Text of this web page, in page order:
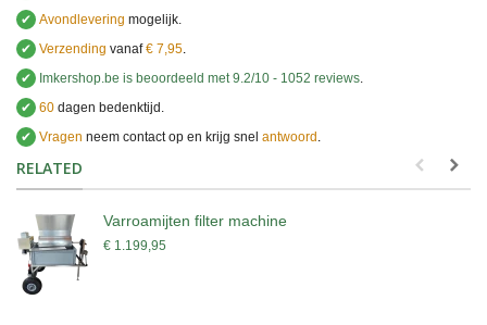
✔ Avondlevering mogelijk.
✔ Verzending vanaf€ 7,95.
✔
Imkershop.be is beoordeeld met9.2/10 - 1052 reviews.
✔ 60 dagen bedenktijd.
✔ Vragen neem contact op en krijg snel antwoord .
RELATED
Varroamijten filter machine
€ 1.199,95